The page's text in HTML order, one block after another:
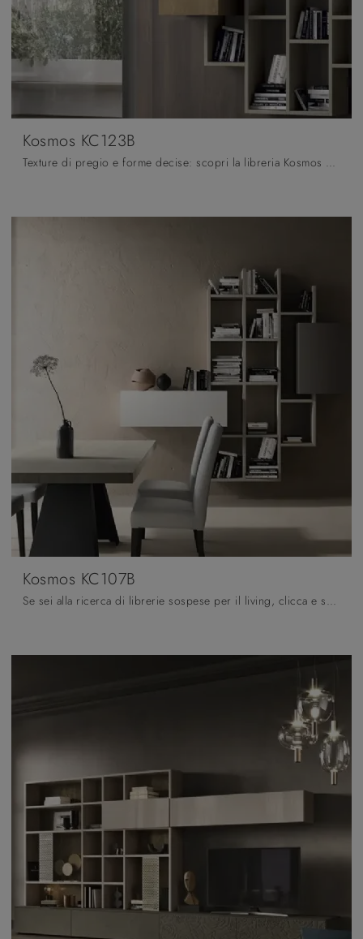
Kosmos KC123B
Texture di pregio e forme decise: scopri la libreria Kosmos KC123B di Moretti Compact Giorno Notte tra le più esclusive Librerie moderne sospese.
Kosmos KC107B
Se sei alla ricerca di librerie sospese per il living, clicca e scopri le nostre soluzioni moderne: il modello Kosmos KC107B Moretti Compact Giorno ...